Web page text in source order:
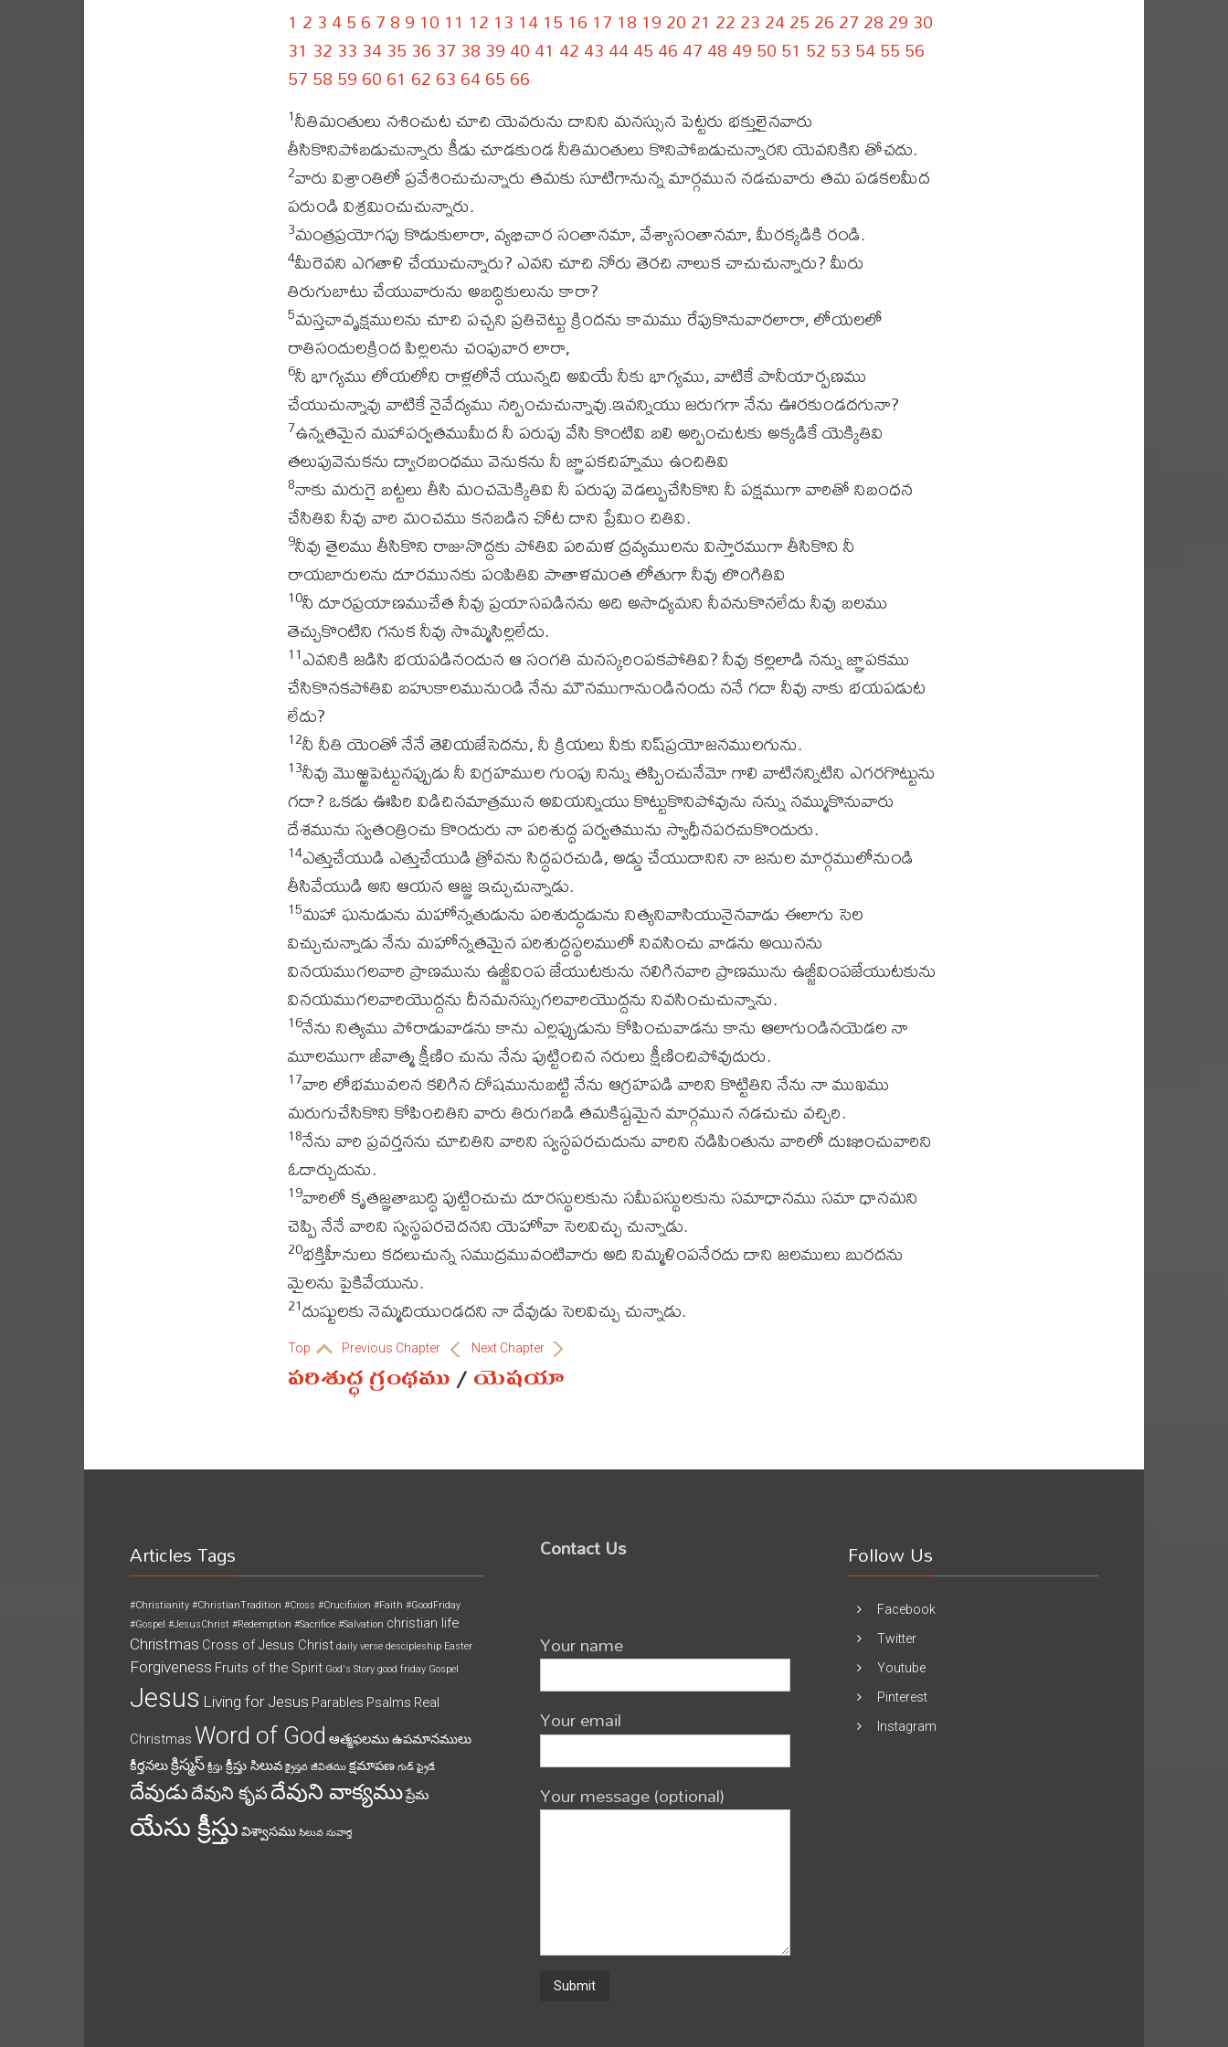
1 23456789 10 11 12 13 1415 16 17 18 192021 222324252627282930
31 32333435363738394041 42434445464748495051 5253545556
5758596061 6263646566
1నీతిమంతులు నశించుట చూచి యెవరును దానిని మనస్సున పెట్టరు భక్తులైనవారు
తీసికొనిపోబడుచున్నారు కీడు చూడకుండ నీతిమంతులు కొనిపోబడుచున్నారని యెవనికిని తోచదు.
2వారు విశ్రాంతిలో ప్రవేశించుచున్నారు తమకు సూటిగానున్న మార్గమున నడచువారు తమ పడకలమీద
పరుండి విశ్రమించుచున్నారు.
3మంత్రప్రయోగపు కొడుకులారా, వ్యభిచార సంతానమా, వేశ్యాసంతానమా, మీరక్కడికి రండి.
4మీరెవని ఎగతాళి చేయుచున్నారు? ఎవని చూచి నోరు తెరచి నాలుక చాచుచున్నారు? మీరు
తిరుగుబాటు చేయువారును అబద్ధికులును కారా?
5మస్తచావృక్షములను చూచి పచ్చని ప్రతిచెట్టు క్రిందను కామము రేపుకొనువారలారా, లోయలలో
రాతిసందులక్రింద పిల్లలను చంపువార లారా,
6నీ భాగ్యము లోయలోని రాళ్లలోనే యున్నది అవియే నీకు భాగ్యము, వాటికే పానీయార్పణము
చేయుచున్నావు వాటికే నైవేద్యము నర్పించుచున్నావు.ఇవన్నియు జరుగగా నేను ఊరకుండదగునా?
7ఉన్నతమైన మహాపర్వతముమీద నీ పరుపు వేసి కొంటివి బలి అర్పించుటకు అక్కడికే యెక్కితివి
తలుపువెనుకను ద్వారబంధము వెనుకను నీ జ్ఞాపకచిహ్నము ఉంచితివి
8నాకు మరుగై బట్టలు తీసి మంచమెక్కితివి నీ పరుపు వెడల్పుచేసికొని నీ పక్షముగా వారితో నిబంధన
చేసితివి నీవు వారి మంచము కనబడిన చోట దాని ప్రేమిం చితివి.
9నీవు తైలము తీసికొని రాజునొద్దకు పోతివి పరిమళ ద్రవ్యములను విస్తారముగా తీసికొని నీ
రాయబారులను దూరమునకు పంపితివి పాతాళమంత లోతుగా నీవు లొంగితివి
10నీ దూరప్రయాణముచేత నీవు ప్రయాసపడినను అది అసాధ్యమని నీవనుకొనలేదు నీవు బలము
తెచ్చుకొంటిని గనుక నీవు సొమ్మసిల్లలేదు.
11ఎవనికి జడిసి భయపడినందున ఆ సంగతి మనస్కరింపకపోతివి? నీవు కల్లలాడి నన్ను జ్ఞాపకము
చేసికొనకపోతివి బహుకాలమునుండి నేను మౌనముగానుండినందు ననే గదా నీవు నాకు భయపడుట
లేదు?
12నీ నీతి యెంతో నేనే తెలియజేసెదను, నీ క్రియలు నీకు నిష్‌ప్రయోజనములగును.
13నీవు మొఱ్ఱపెట్టునప్పుడు నీ విగ్రహముల గుంపు నిన్ను తప్పించునేమో గాలి వాటినన్నిటిని ఎగరగొట్టును
గదా? ఒకడు ఊపిరి విడిచినమాత్రమున అవియన్నియు కొట్టుకొనిపోవును నన్ను నమ్ముకొనువారు
దేశమును స్వతంత్రించు కొందురు నా పరిశుద్ధ పర్వతమును స్వాధీనపరచుకొందురు.
14ఎత్తుచేయుడి ఎత్తుచేయుడి త్రోవను సిద్ధపరచుడి, అడ్డు చేయుదానిని నా జనుల మార్గములోనుండి
తీసివేయుడి అని ఆయన ఆజ్ఞ ఇచ్చుచున్నాడు.
15మహా ఘనుడును మహోన్నతుడును పరిశుద్ధుడును నిత్యనివాసియునైనవాడు ఈలాగు సెల
విచ్చుచున్నాడు నేను మహోన్నతమైన పరిశుద్ధస్థలములో నివసించు వాడను అయినను
వినయముగలవారి ప్రాణమును ఉజ్జీవింప జేయుటకును నలిగినవారి ప్రాణమును ఉజ్జీవింపజేయుటకును
వినయముగలవారియొద్దను దీనమనస్సుగలవారియొద్దను నివసించుచున్నాను.
16నేను నిత్యము పోరాడువాడను కాను ఎల్లప్పుడును కోపించువాడను కాను ఆలాగుండినయెడల నా
మూలముగా జీవాత్మ క్షీణిం చును నేను పుట్టించిన నరులు క్షీణించిపోవుదురు.
17వారి లోభమువలన కలిగిన దోషమునుబట్టి నేను ఆగ్రహపడి వారిని కొట్టితిని నేను నా ముఖము
మరుగుచేసికొని కోపించితిని వారు తిరుగబడి తమకిష్టమైన మార్గమున నడచుచు వచ్చిరి.
18నేను వారి ప్రవర్తనను చూచితిని వారిని స్వస్థపరచుదును వారిని నడిపింతును వారిలో దుఃఖించువారిని
ఓదార్చుదును.
19వారిలో కృతజ్ఞతాబుద్ధి పుట్టించుచు దూరస్థులకును సమీపస్థులకును సమాధానము సమా ధానమని
చెప్పి నేనే వారిని స్వస్థపరచెదనని యెహోవా సెలవిచ్చు చున్నాడు.
20భక్తిహీనులు కదలుచున్న సముద్రమువంటివారు అది నిమ్మళింపనేరదు దాని జలములు బురదను
మైలను పైకివేయును.
21దుష్టులకు నెమ్మదియుండదని నా దేవుడు సెలవిచ్చు చున్నాడు.
Top Previous Chapter Next Chapter
పరిశుద్ధ గ్రంథము/యెషయా
Articles Tags
#Christianity #ChristianTradition #Cross #Crucifixion #Faith #GoodFriday
#Gospel #JesusChrist #Redemption #Sacrifice #Salvation christian life
Christmas Cross of Jesus Christ daily verse descipleship Easter
Forgiveness Fruits of the Spirit God's Story good friday Gospel
Jesus Living for Jesus Parables Psalms Real
Christmas Word of God ఆత్మఫలముఉపమానములు
కీర్తనలుక్రిస్మస్ క్రీస్తు క్రీస్తు సిలువ క్రైస్తవ జీవితము క్షమాపణ గుడ్ ఫ్రైడే
దేవుడుదేవుని కృపదేవుని వాక్యముప్రేమ
యేసు క్రీస్తు విశ్వాసము సిలువ సువార్త
Contact Us
Your name
Your email
Your message (optional)
Follow Us
Facebook
Twitter
Youtube
Pinterest
Instagram